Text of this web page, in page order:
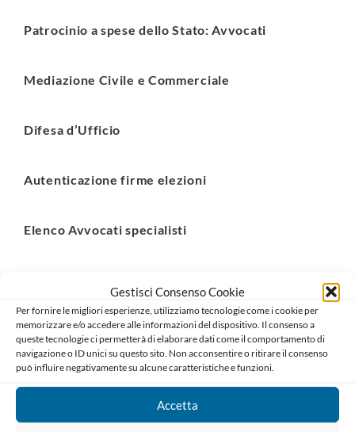
Gestisci Consenso Cookie
Per fornire le migliori esperienze, utilizziamo tecnologie come i cookie per
memorizzare e/o accedere alle informazioni del dispositivo. Il consenso a
queste tecnologie ci permetterà di elaborare dati come il comportamento di
navigazione o ID unici su questo sito. Non acconsentire o ritirare il consenso
può influire negativamente su alcune caratteristiche e funzioni.
Accetta
Patrocinio a spese dello Stato: Avvocati
Mediazione Civile e Commerciale
Difesa d’Ufficio
Autenticazione firme elezioni
Elenco Avvocati specialisti
Questa sezione è dedicata alle informazioni utili per gli
AVVOCATI iscritti all’ORDINE.Le informazioni sono